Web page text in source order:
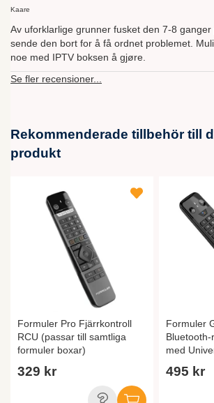
Kaare
Av uforklarlige grunner fusket den 7-8
sende den bort for å få ordnet problemet.
noe med IPTV boksen å gjøre.
Se fler recensioner...
Rekommenderade tillbehör till
produkt
Formuler Pro Fjärrkontroll
RCU (passar till samtliga
formuler boxar)
329 kr
Formuler
Bluetooth-
med
495 kr